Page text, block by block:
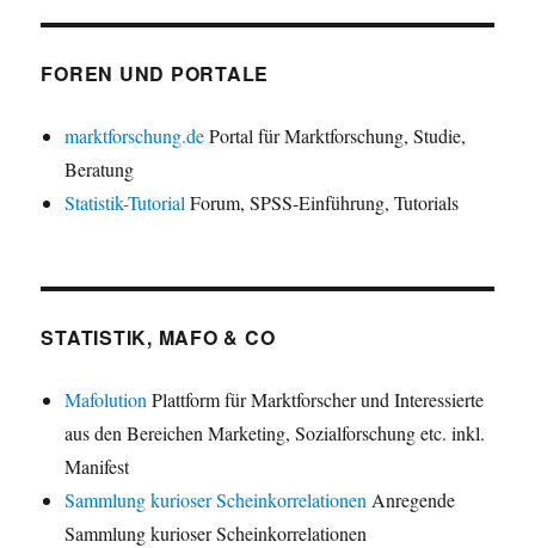
FOREN UND PORTALE
marktforschung.dePortal für Marktforschung, Studie,
Beratung
Statistik-Tutorial Forum, SPSS-Einführung, Tutorials
STATISTIK, MAFO & CO
Mafolution Plattform für Marktforscher und Interessierte
aus den Bereichen Marketing, Sozialforschung etc. inkl.
Manifest
Sammlung kurioser Scheinkorrelationen Anregende
Sammlung kurioser Scheinkorrelationen